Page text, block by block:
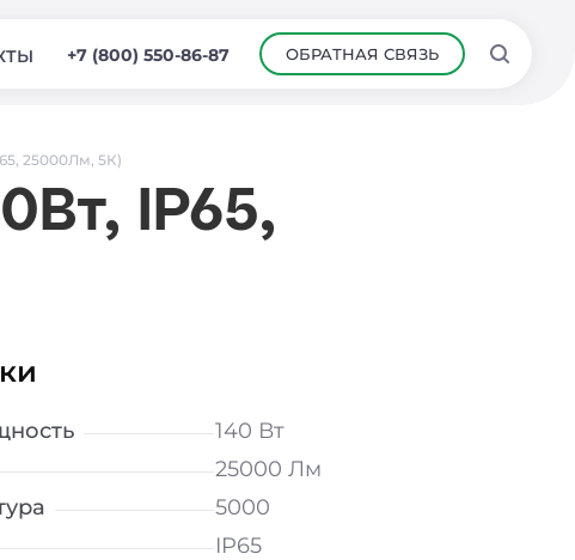
+7 (800) 550-86-87 ОБРАТНАЯ СВЯЗЬ
25000Лм, 5К)
IP65,
140 Вт
25000 Лм
5000
IP65